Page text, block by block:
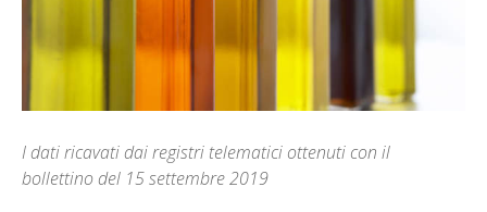
I dati ricavati dai registri telematici ottenuti con il
bollettino del 15 settembre 2019